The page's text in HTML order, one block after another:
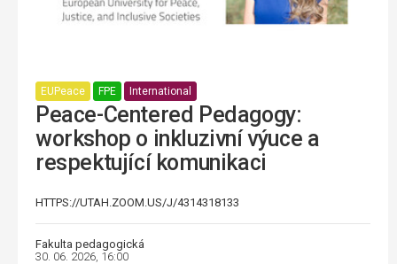
EUPeace FPE International
Peace-Centered Pedagogy:
workshop o inkluzivní výuce a
respektující komunikaci
HTTPS://UTAH.ZOOM.US/J/4314318133
Fakulta pedagogická
30. 06. 2026, 16:00